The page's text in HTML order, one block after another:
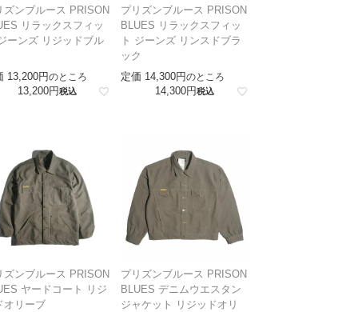
ズンブルース PRISON
リラックスフィッ
ーンズ リジッドブル
13,200 のところ
13,200 税込
プリズンブルース PRISON
BLUES リラックスフィッ
ト ジーンズ リンスドブラ
ック
定価 14,300 のところ
14,300 税込
ズンブルース PRISON
ヤードコート リジ
オリーブ
プリズンブルース PRISON
BLUES デニムウエスタン
ジャケット リジッドオリ